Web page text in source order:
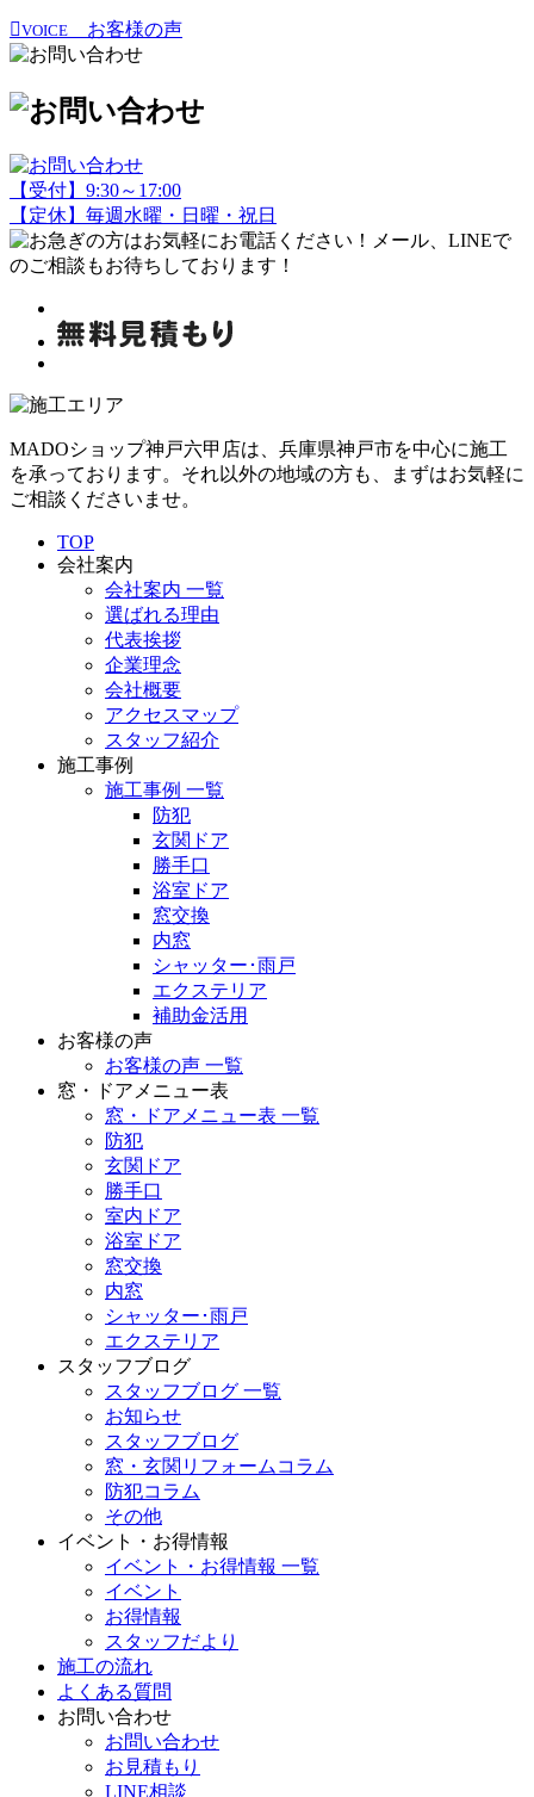
VOICE お客様の声
【受付】9:30～17:00
【定休】毎週水曜・日曜・祝日
MADOショップ神戸六甲店は、兵庫県神戸市を中心に施工
を承っております。それ以外の地域の方も、まずはお気軽に
ご相談くださいませ。
TOP
会社案内
会社案内 一覧
選ばれる理由
代表挨拶
企業理念
会社概要
アクセスマップ
スタッフ紹介
施工事例
施工事例 一覧
防犯
玄関ドア
勝手口
浴室ドア
窓交換
内窓
シャッター･雨戸
エクステリア
補助金活用
お客様の声
お客様の声 一覧
窓・ドアメニュー表
窓・ドアメニュー表 一覧
防犯
玄関ドア
勝手口
室内ドア
浴室ドア
窓交換
内窓
シャッター･雨戸
エクステリア
スタッフブログ
スタッフブログ 一覧
お知らせ
スタッフブログ
窓・玄関リフォームコラム
防犯コラム
その他
イベント・お得情報
イベント・お得情報 一覧
イベント
お得情報
スタッフだより
施工の流れ
よくある質問
お問い合わせ
お問い合わせ
お見積もり
LINE相談